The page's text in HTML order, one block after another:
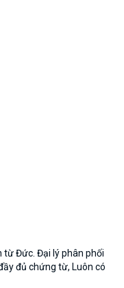
từ Đức. Đại lý phân phối
đủ chứng từ, Luôn có